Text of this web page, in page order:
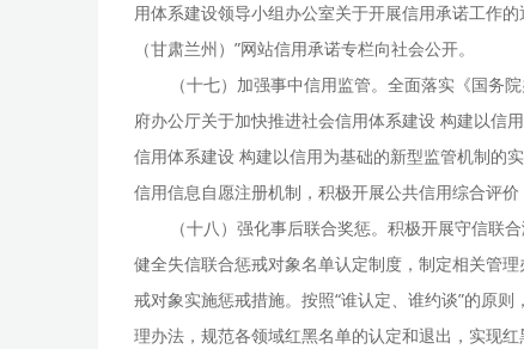
用体系建设领导小组办公室关于开展信用承诺工作
（甘肃兰州）”网站信用承诺专栏向社会公开。
（十七）加强事中信用监管。全面落实《国
府办公厅关于加快推进社会信用体系建设 构建以信
信用体系建设 构建以信用为基础的新型监管机制的
信用信息自愿注册机制，积极开展公共信用综合评
（十八）强化事后联合奖惩。积极开展守信联
健全失信联合惩戒对象名单认定制度，制定相关管
戒对象实施惩戒措施。按照“谁认定、谁约谈”的原
理办法，规范各领域红黑名单的认定和退出，实现